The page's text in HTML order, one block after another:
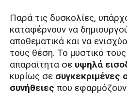
Παρά τις δυσκολίες,
καταφέρνουν να
αποθεματικά και να
τους θέση. Το μυστικό
απαραίτητα σε υψηλά
κυρίως σε συγκεκριμένες
συνήθειες που εφαρμόζουν